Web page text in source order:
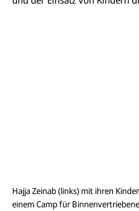
Hajja Zeinab (links) mit ihren
einem Camp für